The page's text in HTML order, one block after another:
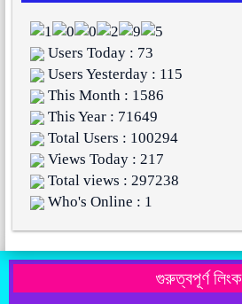
Users Today : 73
Users Yesterday : 115
This Month : 1586
This Year : 71649
Total Users : 100294
Views Today : 217
Total views : 297238
Who's Online : 1
গুরুত্বপূর্ণ লিংক